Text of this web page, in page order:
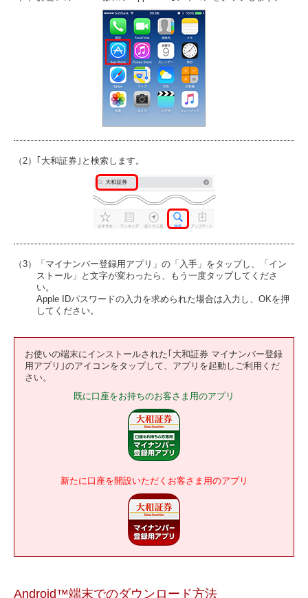
（2）｢大和証券｣と検索します。
（3）「マイナンバー登録用アプリ」の「入手」をタップし、「イン
ストール」と文字が変わったら、もう一度タップしてくださ
い。
Apple IDパスワードの入力を求められた場合は入力し、OKを押
してください。
お使いの端末にインストールされた｢大和証券 マイナンバー登録
用アプリ｣のアイコンをタップして、アプリを起動しご利用くだ
さい。
既に口座をお持ちのお客さま用のアプリ
新たに口座を開設いただくお客さま用のアプリ
Android™端末でのダウンロード方法